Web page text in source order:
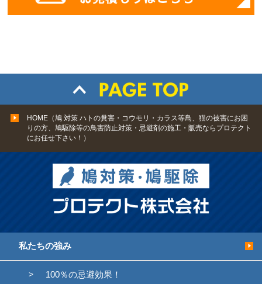
HOME（鳩 対策 ハトの糞害・コウモリ・カラス等鳥、猫の被害にお困
りの方、鳩駆除等の鳥害防止対策・忌避剤の施工・販売ならプロテクト
にお任せ下さい！）
私たちの強み
100％の忌避効果！